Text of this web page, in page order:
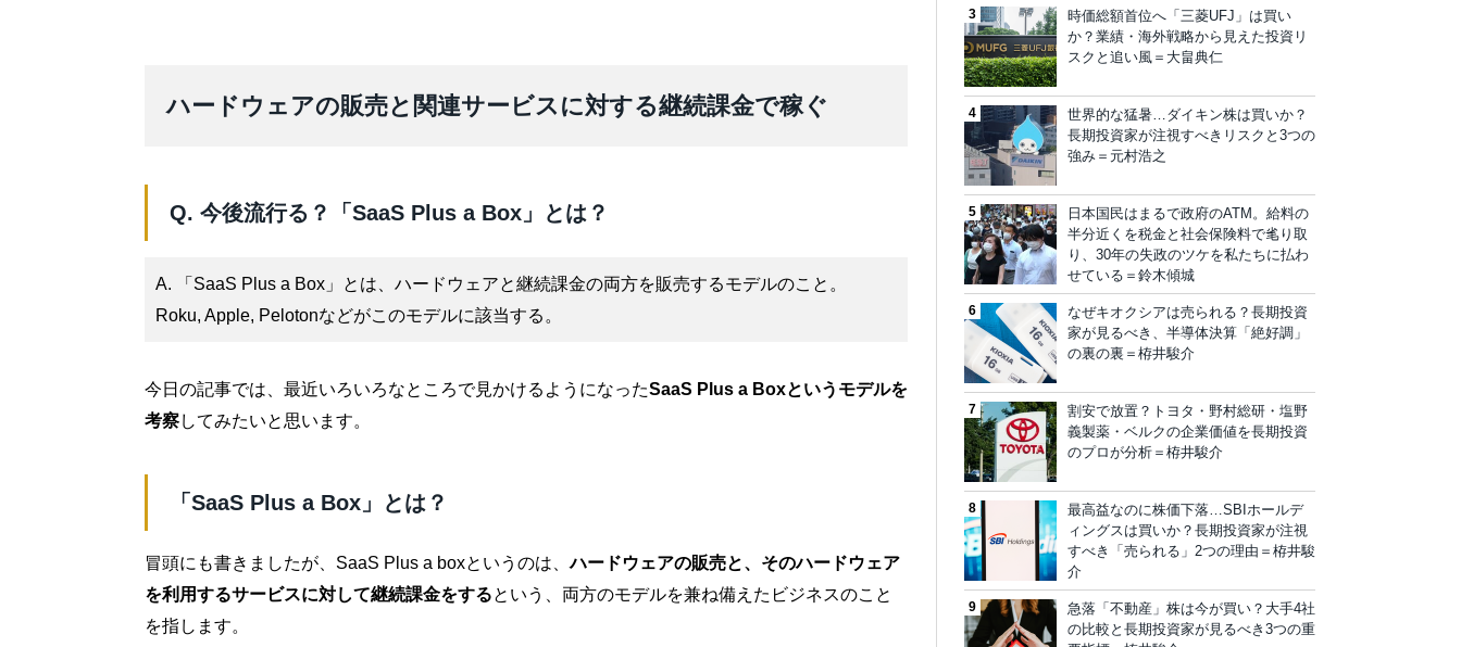
ハードウェアの販売と関連サービスに対する継続課金で稼ぐ
Q. 今後流行る？「SaaS Plus a Box」とは？
A. 「SaaS Plus a Box」とは、ハードウェアと継続課金の両方を販売するモデルのこと。
Roku, Apple, Pelotonなどがこのモデルに該当する。
今日の記事では、最近いろいろなところで見かけるようになったSaaS Plus a Boxというモデルを
考察してみたいと思います。
「SaaS Plus a Box」とは？
冒頭にも書きましたが、SaaS Plus a boxというのは、ハードウェアの販売と、そのハードウェア
を利用するサービスに対して継続課金をするという、両方のモデルを兼ね備えたビジネスのこと
を指します。
時価総額首位へ「三菱UFJ」は買い
か？業績・海外戦略から見えた投資リ
スクと追い風＝大畠典仁
世界的な猛暑…ダイキン株は買いか？
長期投資家が注視すべきリスクと3つの
強み＝元村浩之
日本国民はまるで政府のATM。給料の
半分近くを税金と社会保険料で毟り取
り、30年の失政のツケを私たちに払わ
せている＝鈴木傾城
なぜキオクシアは売られる？長期投資
家が見るべき、半導体決算「絶好調」
の裏の裏＝栫井駿介
割安で放置？トヨタ・野村総研・塩野
義製薬・ベルクの企業価値を長期投資
のプロが分析＝栫井駿介
最高益なのに株価下落…SBIホールデ
ィングスは買いか？長期投資家が注視
すべき「売られる」2つの理由＝栫井駿
介
急落「不動産」株は今が買い？大手4社
の比較と長期投資家が見るべき3つの重